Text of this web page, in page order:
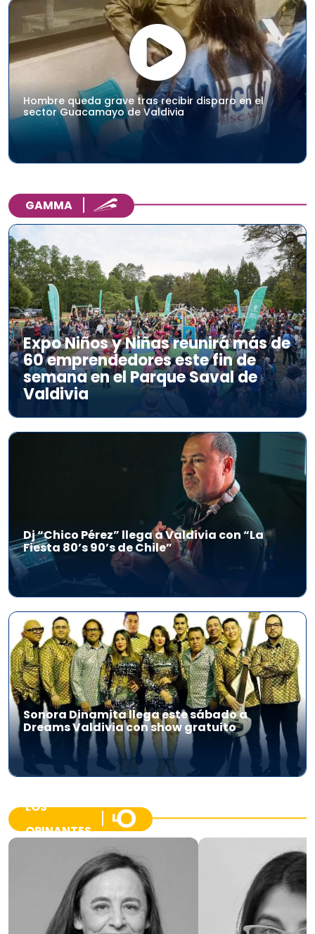
Hombre queda grave tras recibir disparo en el
sector Guacamayo de Valdivia
GAMMA
Expo Niños y Niñas reunirá más de
60 emprendedores este fin de
semana en el Parque Saval de
Valdivia
Dj “Chico Pérez” llega a Valdivia con “La
Fiesta 80’s 90’s de Chile”
Sonora Dinamita llega este sábado a
Dreams Valdivia con show gratuito
LOS
OPINANTES